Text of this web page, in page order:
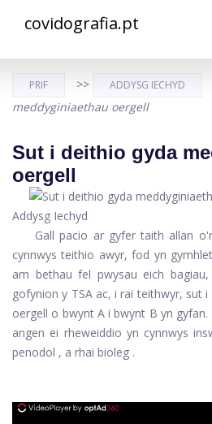
covidografia.pt
PRIF >> ADDYSG IECHYD
meddyginiaethau oergell
Sut i deithio gyda
oergell
Addysg Iechyd
Gall pacio ar gyfer taith allan
cynnwys teithio awyr, fod yn
am bethau fel pwysau eich
gofynion y TSA ac, i rai teithwyr, sut
oergell o bwynt A i bwynt B yn
angen ei rheweiddio yn cynnwys
penodol , a rhai bioleg .